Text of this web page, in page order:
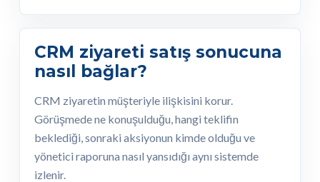
CRM ziyareti satış sonucuna
nasıl bağlar?
CRM ziyaretin müşteriyle ilişkisini korur.
Görüşmede ne konuşulduğu, hangi teklifin
beklediği, sonraki aksiyonun kimde olduğu ve
yönetici raporuna nasıl yansıdığı aynı sistemde
izlenir.